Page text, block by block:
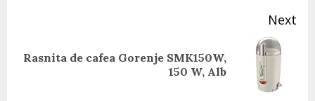
Next
Next
Rasnita de cafea Gorenje SMK150W,
150 W, Alb